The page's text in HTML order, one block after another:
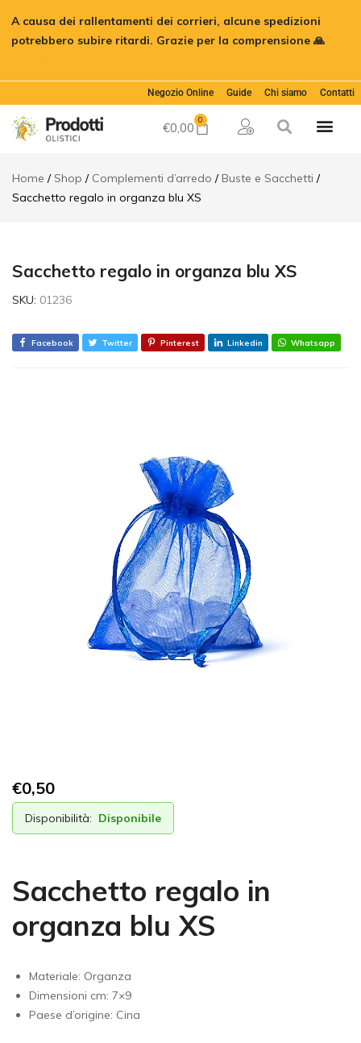
A causa dei rallentamenti dei corrieri, alcune spedizioni
potrebbero subire ritardi. Grazie per la comprensione 🙏
Negozio Online Guide Chi siamo Contatti
€0,00 0
Home Shop Complementi d’arredo
Buste e Sacchetti
Sacchetto regalo in organza blu XS
Sacchetto regalo in organza blu XS
SKU: 01236
Facebook Twitter Pinterest Linkedin Whatsapp
€0,50
Disponibilità: Disponibile
Sacchetto regalo in
organza blu XS
Materiale: Organza
Dimensioni cm: 7×9
Paese d’origine: Cina
Sacchetto
regalo in
organza
Recensioni
€ 0,50